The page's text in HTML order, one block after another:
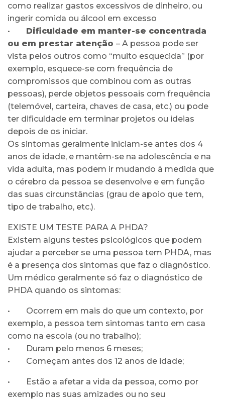
como realizar gastos excessivos de dinheiro, ou
ingerir comida ou álcool em excesso
• Dificuldade em manter-se concentrada
ou em prestar atenção – A pessoa pode ser
vista pelos outros como “muito esquecida” (por
exemplo, esquece-se com frequência de
compromissos que combinou com as outras
pessoas), perde objetos pessoais com frequência
(telemóvel, carteira, chaves de casa, etc.) ou pode
ter dificuldade em terminar projetos ou ideias
depois de os iniciar.
Os sintomas geralmente iniciam-se antes dos 4
anos de idade, e mantêm-se na adolescência e na
vida adulta, mas podem ir mudando à medida que
o cérebro da pessoa se desenvolve e em função
das suas circunstâncias (grau de apoio que tem,
tipo de trabalho, etc.).
EXISTE UM TESTE PARA A PHDA?
Existem alguns testes psicológicos que podem
ajudar a perceber se uma pessoa tem PHDA, mas
é a presença dos sintomas que faz o diagnóstico.
Um médico geralmente só faz o diagnóstico de
PHDA quando os sintomas:
• Ocorrem em mais do que um contexto, por
exemplo, a pessoa tem sintomas tanto em casa
como na escola (ou no trabalho);
• Duram pelo menos 6 meses;
• Começam antes dos 12 anos de idade;
• Estão a afetar a vida da pessoa, como por
exemplo nas suas amizades ou no seu